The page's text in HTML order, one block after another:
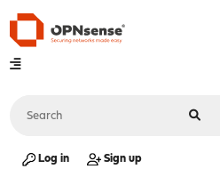
Log in Sign up